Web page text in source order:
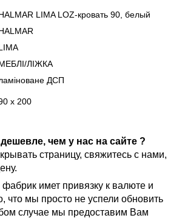
LIMA LOZ-кровать 90, белый
ЛІЖКА
ДСП
x 200
чем у нас на сайте ?
страницу, свяжитесь с нами,
имет привязку к валюте и
что мы просто не успели обновить
случае мы предоставим Вам